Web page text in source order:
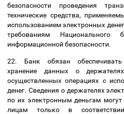
безопасности проведения
технические средства,
использованием электронных
требованиям Национального
информационной безопасности.
22. Банк обязан
хранение данных о
осуществленных операциях с
денег. Сведения о держателях
по их электронным деньгам могут
лицам только в